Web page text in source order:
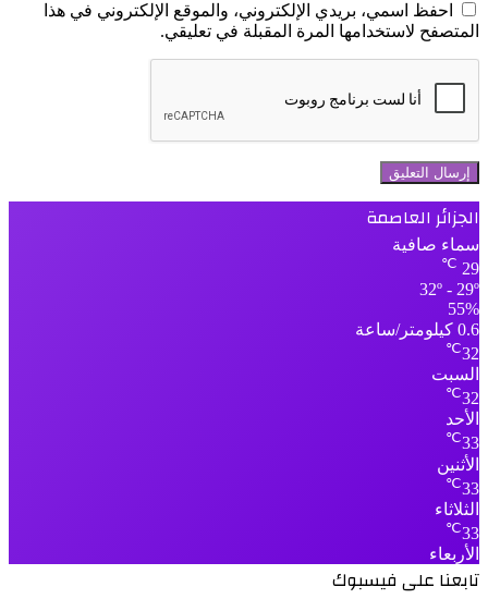
احفظ اسمي، بريدي الإلكتروني، والموقع الإلكتروني في هذا
المتصفح لاستخدامها المرة المقبلة في تعليقي.
الجزائر العاصمة
سماء صافية
29
℃
32º - 29º
55%
0.6 كيلومتر/ساعة
32
℃
السبت
32
℃
الأحد
33
℃
الأثنين
33
℃
الثلاثاء
33
℃
الأربعاء
تابعنا على فيسبوك